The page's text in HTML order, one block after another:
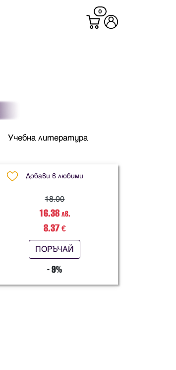
0
Учебна литература
Добави в любими
18.00
16.38лв.
8.37€
ПОРЪЧАЙ
- 9%